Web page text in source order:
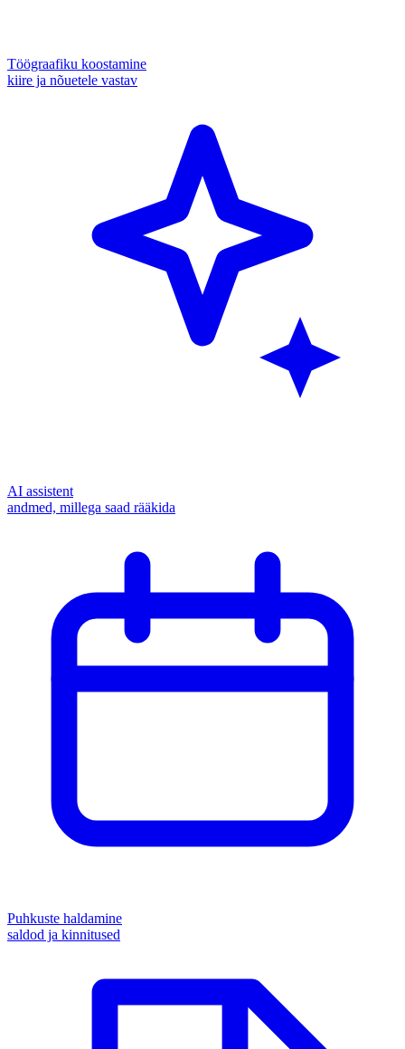
Töögraafiku koostamine
kiire ja nõuetele vastav
AI assistent
andmed, millega saad rääkida
Puhkuste haldamine
saldod ja kinnitused